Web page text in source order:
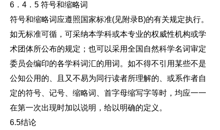
6．4．5 符号和缩略词
符号和缩略词应遵照国家标准(见附录B)的有关规定执行。
如无标准可循，可采纳本学科或本专业的权威性机构或学
术团体所公布的规定；也可以采用全国自然科学名词审定
委员会编印的各学科词汇的用词。如不得不引用某些不是
公知公用的、且又不易为同行读者所理解的、或系作者自
定的符号、记号、缩略词、首字母缩写字等时，均应一一
在第一次出现时加以说明，给以明确的定义。
6.5结论